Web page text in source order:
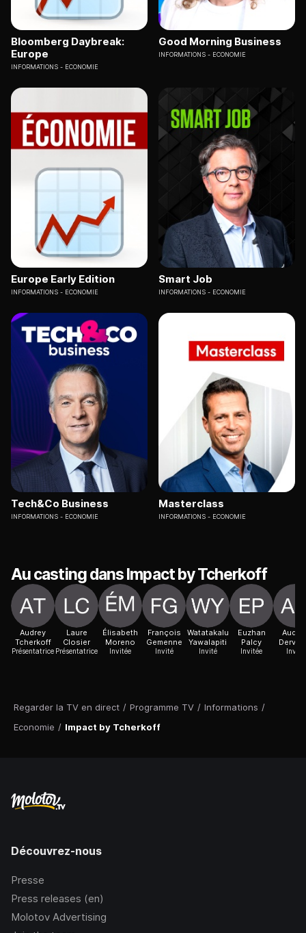
Regarder la TV en direct / Programme TV / Informations /
Economie / Impact by Tcherkoff
Bloomberg Daybreak:
Europe
INFORMATIONS ECONOMIE
Good Morning Business
INFORMATIONS ECONOMIE
Europe Early Edition
INFORMATIONS ECONOMIE
Smart Job
INFORMATIONS ECONOMIE
Tech&Co Business
INFORMATIONS ECONOMIE
Masterclass
INFORMATIONS ECONOMIE
Au casting dans Impact by Tcherkoff
Audrey
Tcherkoff
Présentatrice
Laure
Closier
Présentatrice
Élisabeth
Moreno
Invitée
François
Gemenne
Invité
Watatakalu
Yawalapiti
Invité
Euzhan
Palcy
Invitée Invité
Découvrez-nous
Presse
Press releases (en)
Molotov Advertising